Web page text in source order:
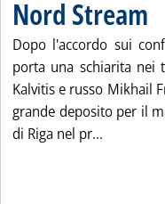
Nord Stream
Dopo l'accordo sui
porta una schiarita nei
Kalvitis e russo Mikhail
grande deposito per il
di Riga nel pr...